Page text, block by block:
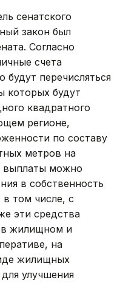
сенатского
закон был
Согласно
счета
перечисляться
которых будут
квадратного
регионе,
по составу
метров на
выплаты можно
в собственность
том числе, с
эти средства
в жилищном и
на
жилищных
улучшения